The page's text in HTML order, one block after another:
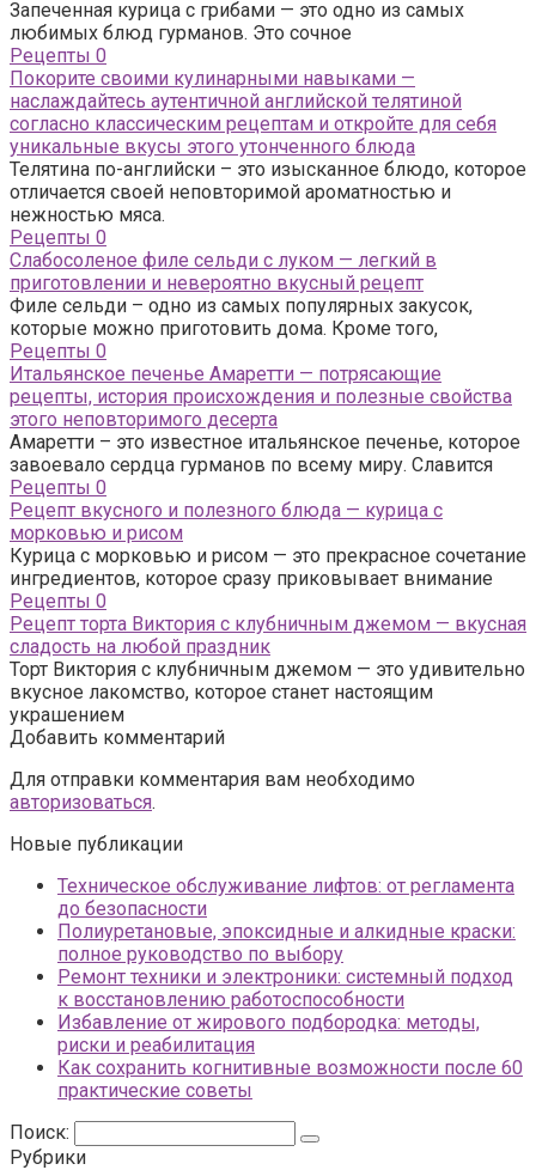
Запеченная курица с грибами — это одно из самых
любимых блюд гурманов. Это сочное
Рецепты 0
Покорите своими кулинарными навыками —
наслаждайтесь аутентичной английской телятиной
согласно классическим рецептам и откройте для себя
уникальные вкусы этого утонченного блюда
Телятина по-английски – это изысканное блюдо, которое
отличается своей неповторимой ароматностью и
нежностью мяса.
Рецепты 0
Слабосоленое филе сельди с луком — легкий в
приготовлении и невероятно вкусный рецепт
Филе сельди – одно из самых популярных закусок,
которые можно приготовить дома. Кроме того,
Рецепты 0
Итальянское печенье Амаретти — потрясающие
рецепты, история происхождения и полезные свойства
этого неповторимого десерта
Амаретти – это известное итальянское печенье, которое
завоевало сердца гурманов по всему миру. Славится
Рецепты 0
Рецепт вкусного и полезного блюда — курица с
морковью и рисом
Курица с морковью и рисом — это прекрасное сочетание
ингредиентов, которое сразу приковывает внимание
Рецепты 0
Рецепт торта Виктория с клубничным джемом — вкусная
сладость на любой праздник
Торт Виктория с клубничным джемом — это удивительно
вкусное лакомство, которое станет настоящим
украшением
Добавить комментарий
Для отправки комментария вам необходимо
авторизоваться.
Новые публикации
Техническое обслуживание лифтов: от регламента
до безопасности
Полиуретановые, эпоксидные и алкидные краски:
полное руководство по выбору
Ремонт техники и электроники: системный подход
к восстановлению работоспособности
Избавление от жирового подбородка: методы,
риски и реабилитация
Как сохранить когнитивные возможности после 60
практические советы
Поиск:
Рубрики